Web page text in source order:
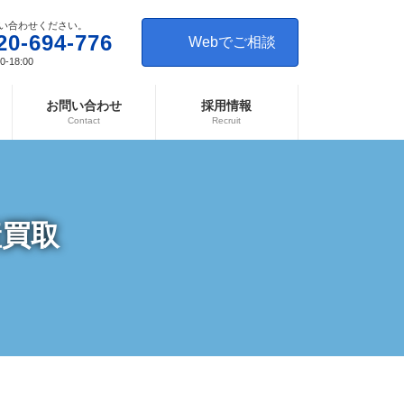
合わせください。
694-776
18:00
Webでご相談
お問い合わせ
Contact
採用情報
Recruit
取